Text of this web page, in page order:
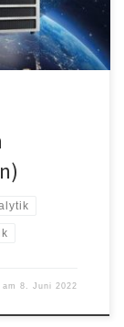
am8. Juni 2022